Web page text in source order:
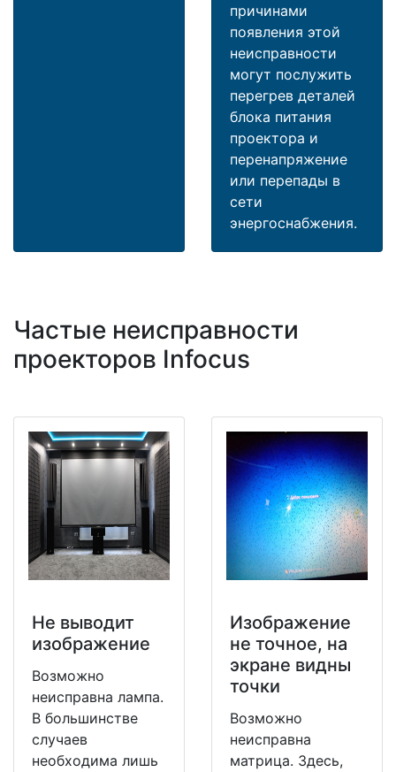
причинами
появления этой
неисправности
могут послужить
перегрев деталей
блока питания
проектора и
перенапряжение
или перепады в
сети
энергоснабжения.
Частые неисправности
проекторов Infocus
Не выводит
изображение
Возможно
неисправна лампа.
В большинстве
случаев
необходима лишь
Изображение
не точное, на
экране видны
точки
Возможно
неисправна
матрица. Здесь,